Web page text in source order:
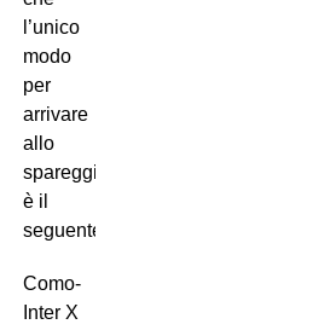
l’unico
modo
per
arrivare
allo
spareggio
è il
seguente:
Como-
Inter X